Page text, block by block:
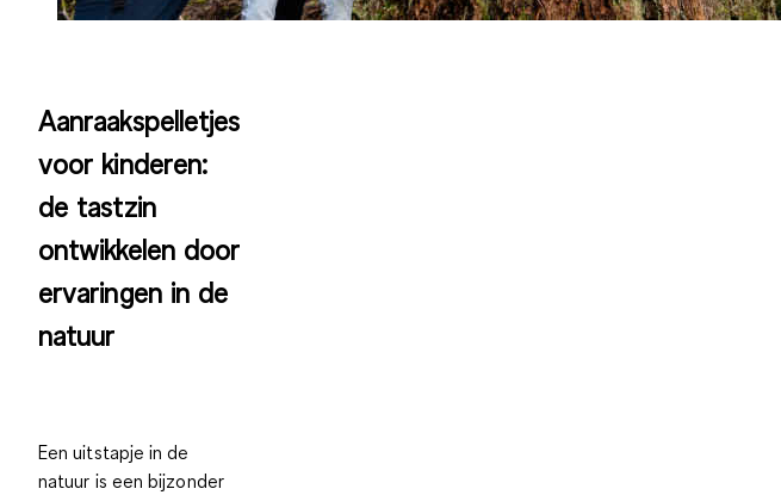
Aanraakspelletjes
voor kinderen:
de tastzin
ontwikkelen door
ervaringen in de
natuur
Een uitstapje in de
natuur is eenbijzonder